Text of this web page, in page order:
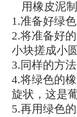
用橡皮泥
1.准备好绿
2.将准备好
小块搓成小
3.同样的方
4.将绿色的
旋状，这是
5.再用绿色